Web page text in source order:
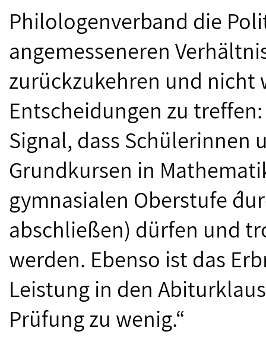
Philologenverband die
angemesseneren
zurückzukehren und
Entscheidungen zu
Signal, dass Schülerinnen
Grundkursen in
gymnasialen Oberstufe
abschließen) dürfen und
werden. Ebenso ist das
Leistung in den
Prüfung zu wenig.“